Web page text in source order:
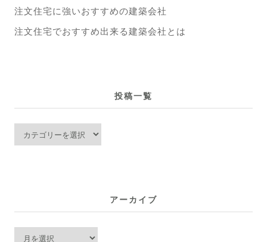
注文住宅に強いおすすめの建築会社
注文住宅でおすすめ出来る建築会社とは
投稿一覧
稿
アーカイブ